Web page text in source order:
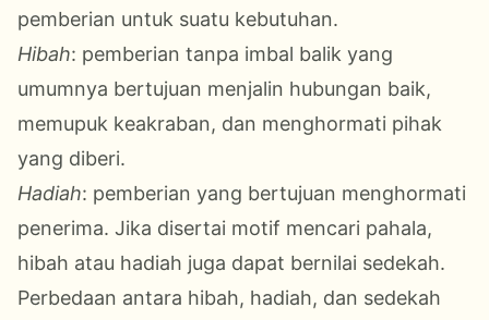
pemberian untuk suatu kebutuhan.
Hibah: pemberian tanpa imbal balik yang
umumnya bertujuan menjalin hubungan baik,
memupuk keakraban, dan menghormati pihak
yang diberi.
Hadiah: pemberian yang bertujuan menghormati
penerima. Jika disertai motif mencari pahala,
hibah atau hadiah juga dapat bernilai sedekah.
Perbedaan antara hibah, hadiah, dan sedekah